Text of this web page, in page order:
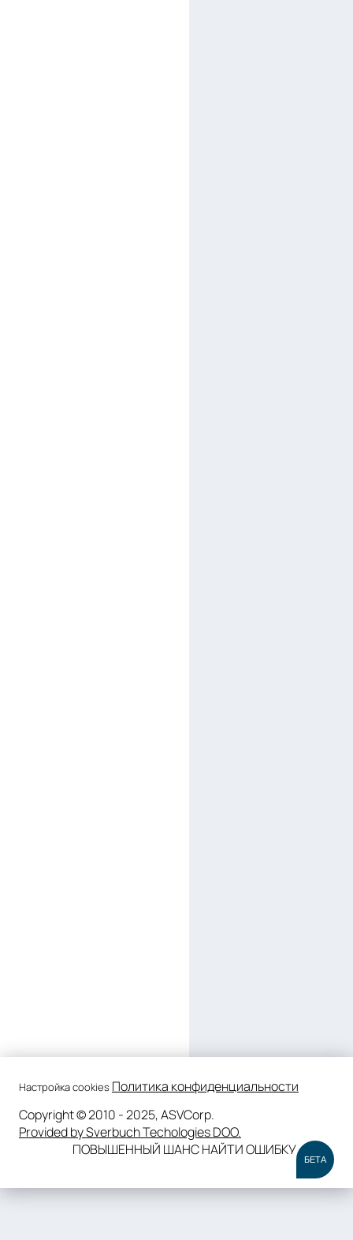
Настройка cookies Политика конфиденциальности
Copyright © 2010 - 2025, ASVCorp.
Provided by Sverbuch Techologies DOO.
ПОВЫШЕННЫЙ ШАНС НАЙТИ ОШИБКУ
БЕТА